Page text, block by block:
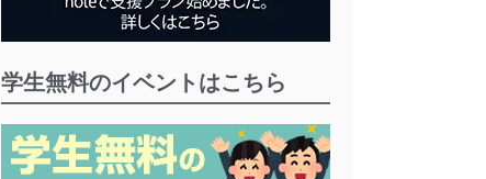
学生無料のイベントはこちら